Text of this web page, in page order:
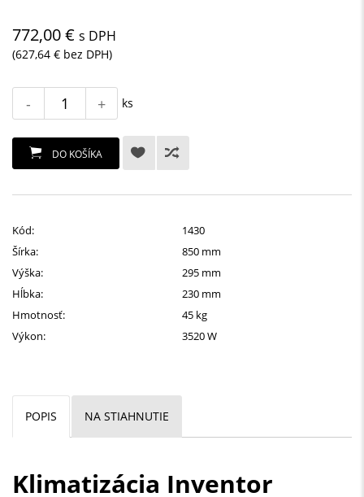
772,00 € s DPH
(627,64 € bez DPH)
- + ks
DO KOŠÍKA
Kód:
1430
Šírka:
850 mm
Výška:
295 mm
Hĺbka:
230 mm
Hmotnosť:
45 kg
Výkon:
3520 W
POPIS NA STIAHNUTIE
Klimatizácia Inventor